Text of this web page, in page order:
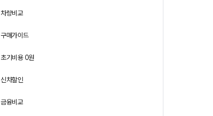
차량비교
구매가이드
초기비용 0원
신차할인
금융비교